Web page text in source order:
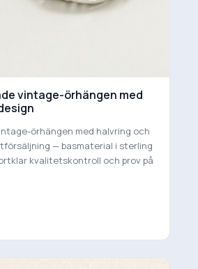
vintage-örhängen med
örhängen med halvring och
— basmaterial i sterling
kvalitetskontroll och prov på